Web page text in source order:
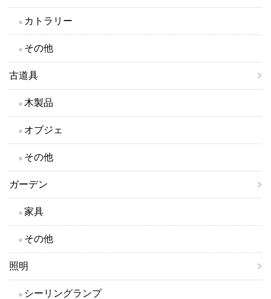
カトラリー
その他
古道具
木製品
オブジェ
その他
ガーデン
家具
その他
照明
シーリングランプ